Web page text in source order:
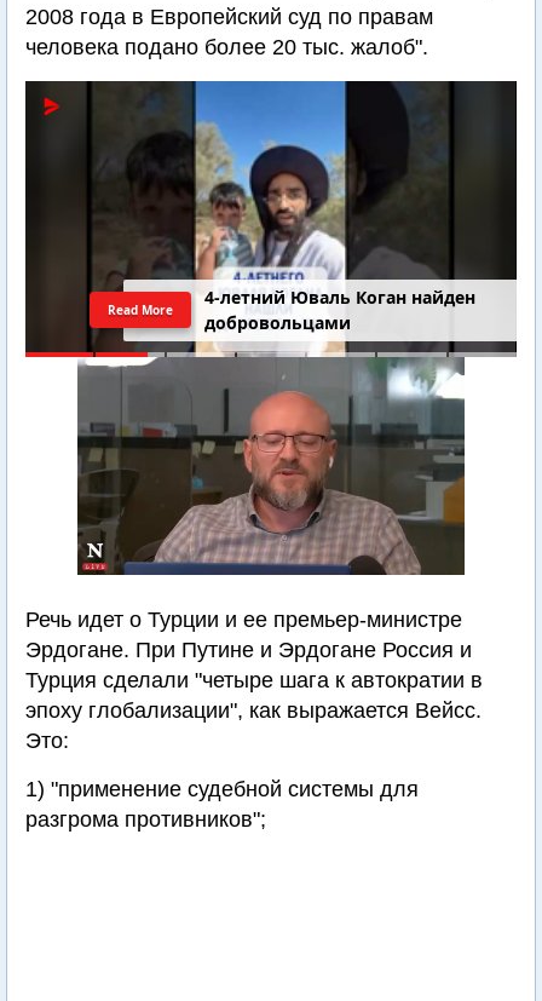
2008 года в Европейский суд по правам
человека подано более 20 тыс. жалоб".
4-летний Юваль Коган найден
добровольцами
Read More
Речь идет о Турции и ее премьер-министре
Эрдогане. При Путине и Эрдогане Россия и
Турция сделали "четыре шага к автократии в
эпоху глобализации", как выражается Вейсс.
Это:
1) "применение судебной системы для
разгрома противников";